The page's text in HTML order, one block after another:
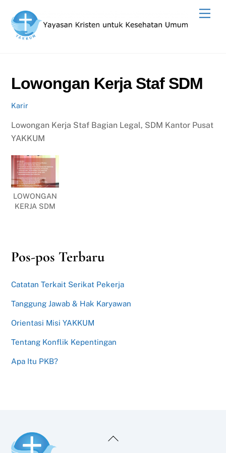
content
Lowongan Kerja Staf SDM
Karir
Lowongan Kerja Staf Bagian Legal, SDM Kantor Pusat
YAKKUM
LOWONGAN
KERJA SDM
Pos-pos Terbaru
Catatan Terkait Serikat Pekerja
Tanggung Jawab & Hak Karyawan
Orientasi Misi YAKKUM
Tentang Konflik Kepentingan
Apa Itu PKB?
Back